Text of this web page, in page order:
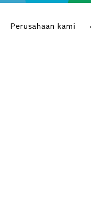
Perusahaan kami